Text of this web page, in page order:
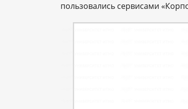
пользовались сервисами